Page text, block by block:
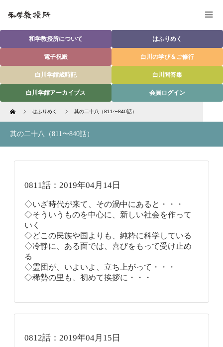
和学教授所について はふりめく
電子祝殿 白川の学び＆ご修行
白川学館歳時記 白川問答集
白川学館アーカイブス 会員ログイン
Home はふりめく 其の二十八（811〜840話）
其の二十八（811〜840話）
0811話：2019年04月14日
◇いざ時代が来て、その渦中にあると・・・
◇そういうものを中心に、新しい社会を作って
いく
◇どこの民族や国よりも、純粋に科学している
◇冷静に、ある面では、喜びをもって受け止め
る
◇霊団が、いよいよ、立ち上がって・・・
◇稀勢の里も、初めて挨拶に・・・
0812話：2019年04月15日